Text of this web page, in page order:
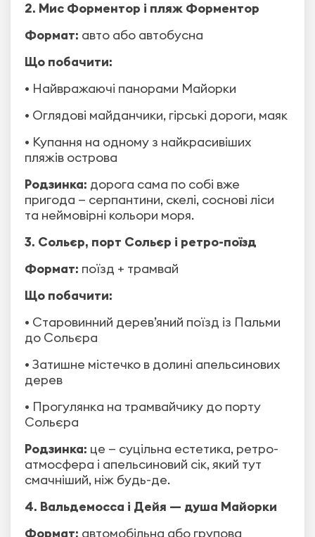
2. Мис Форментор і пляж Форментор
Формат: авто або автобусна
Що побачити:
• Найвражаючі панорами Майорки
• Оглядові майданчики, гірські дороги, маяк
• Купання на одному з найкрасивіших
пляжів острова
Родзинка: дорога сама по собі вже
пригода — серпантини, скелі, соснові ліси
та неймовірні кольори моря.
3. Сольєр, порт Сольєр і ретро-поїзд
Формат: поїзд + трамвай
Що побачити:
• Старовинний дерев’яний поїзд із Пальми
до Сольєра
• Затишне містечко в долині апельсинових
дерев
• Прогулянка на трамвайчику до порту
Сольєра
Родзинка: це — суцільна естетика, ретро-
атмосфера і апельсиновий сік, який тут
смачніший, ніж будь-де.
4. Вальдемосса і Дейя — душа Майорки
Формат: автомобільна або групова